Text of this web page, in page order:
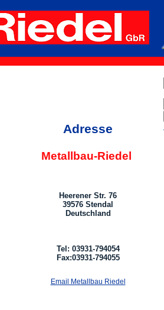
Adresse
Metallbau-Riedel
Heerener Str. 76
39576 Stendal
Deutschland
Tel: 03931-794054
Fax:03931-794055
Email Metallbau Riedel